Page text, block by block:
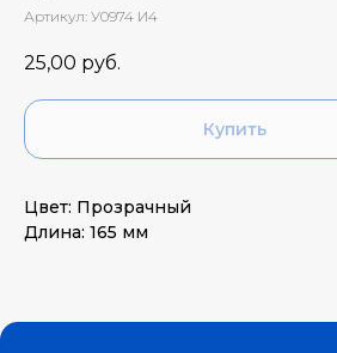
Артикул: У0974 И4
25,00 руб.
Купить
Цвет: Прозрачный
Длина: 165 мм